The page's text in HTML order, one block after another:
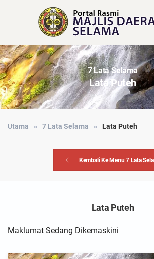
7 Lata Selama
Lata Puteh
Utama 7 Lata Selama Lata Puteh
Kembali Ke Menu 7 Lata
Lata Puteh
Maklumat Sedang Dikemaskini